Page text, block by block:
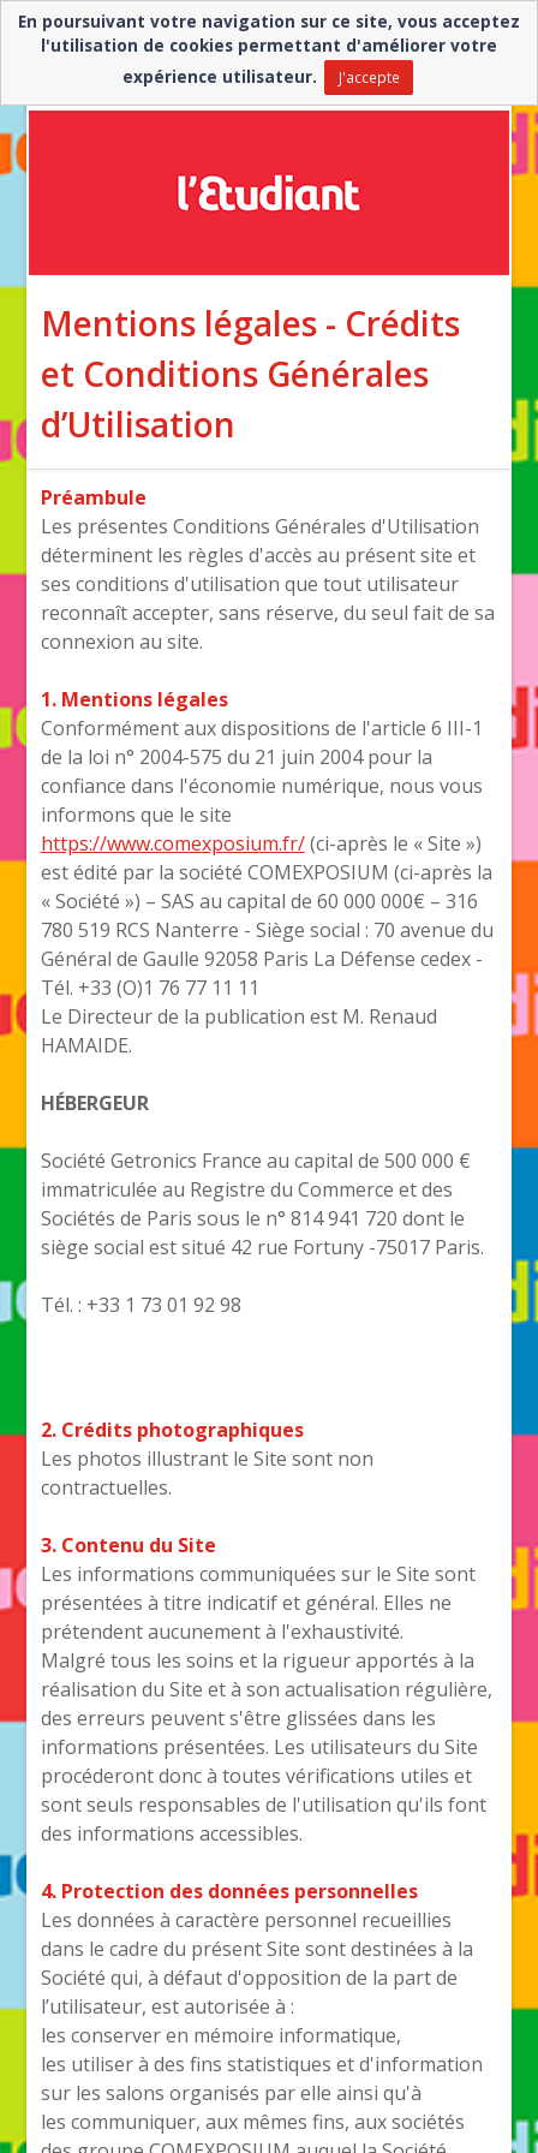
Besoin d'aide ? ▼
FR
Mentions légales - Crédits
et Conditions Générales
d’Utilisation
Préambule
Les présentes Conditions Générales d'Utilisation
déterminent les règles d'accès au présent site et
ses conditions d'utilisation que tout utilisateur
reconnaît accepter, sans réserve, du seul fait de sa
connexion au site.
1. Mentions légales
Conformément aux dispositions de l'article 6 III-1
de la loi n° 2004-575 du 21 juin 2004 pour la
confiance dans l'économie numérique, nous vous
informons que le site
https://www.comexposium.fr/(ci-après le « Site »)
est édité par la société COMEXPOSIUM (ci-après la
« Société ») – SAS au capital de 60 000 000€ – 316
780 519 RCS Nanterre - Siège social : 70 avenue du
Général de Gaulle 92058 Paris La Défense cedex -
Tél. +33 (O)1 76 77 11 11
Le Directeur de la publication est M. Renaud
HAMAIDE.
HÉBERGEUR
Société Getronics France au capital de 500 000 €
immatriculée au Registre du Commerce et des
Sociétés de Paris sous le n° 814 941 720 dont le
siège social est situé 42 rue Fortuny -75017 Paris.
Tél. : +33 1 73 01 92 98
2. Crédits photographiques
Les photos illustrant le Site sont non
contractuelles.
3. Contenu du Site
Les informations communiquées sur le Site sont
présentées à titre indicatif et général. Elles ne
prétendent aucunement à l'exhaustivité.
Malgré tous les soins et la rigueur apportés à la
réalisation du Site et à son actualisation régulière,
des erreurs peuvent s'être glissées dans les
informations présentées. Les utilisateurs du Site
procéderont donc à toutes vérifications utiles et
sont seuls responsables de l'utilisation qu'ils font
des informations accessibles.
4. Protection des données personnelles
Les données à caractère personnel recueillies
dans le cadre du présent Site sont destinées à la
Société qui, à défaut d'opposition de la part de
l’utilisateur, est autorisée à :
les conserver en mémoire informatique,
les utiliser à des fins statistiques et d'information
sur les salons organisés par elle ainsi qu'à
les communiquer, aux mêmes fins, aux sociétés
En poursuivant votre navigation sur ce site, vous acceptez
l'utilisation de cookies permettant d'améliorer votre
expérience utilisateur.
J'accepte